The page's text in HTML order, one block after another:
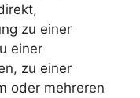
zu einer
einer
zu einer
oder mehreren